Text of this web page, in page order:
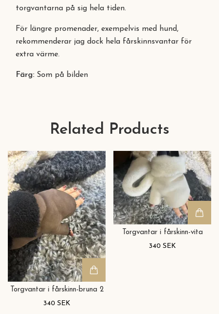
torgvantarna på sig hela tiden.
För längre promenader, exempelvis med hund,
rekommenderar jag dock hela fårskinnsvantar för
extra värme.
Färg: Som på bilden
Related Products
Torgvantar i fårskinn-bruna 2
340 SEK
Torgvantar i fårskinn-vita
340 SEK